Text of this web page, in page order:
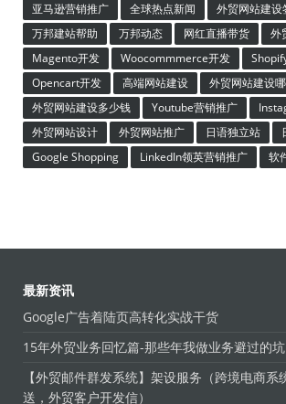
亚马逊营销推广
全球热点新闻
外贸网站建设
万邦建站帮助
万邦动态 网红直播带货
外
Magento开发
Woocommmerce开发
Opencart开发
高端网站建设
外贸网站建设
外贸网站建设多少钱
Youtube营销推广
外贸网站设计
外贸网站推广 日语独立站
Google Shopping
LinkedIn领英营销推广 软
最新资讯
Google广告着陆页高转化实战干货
15年外贸业务回忆篇-那些年我做业务避过的坑
【外贸邮件群发系统】架设服务（跨境电商系
送，外贸客户开发信）